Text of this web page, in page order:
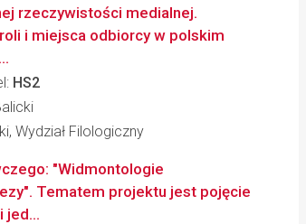
rzeczywistości medialnej.
i miejsca odbiorcy w polskim
HS2
Wydział Filologiczny
"Widmontologie
Tematem projektu jest pojęcie
jed...